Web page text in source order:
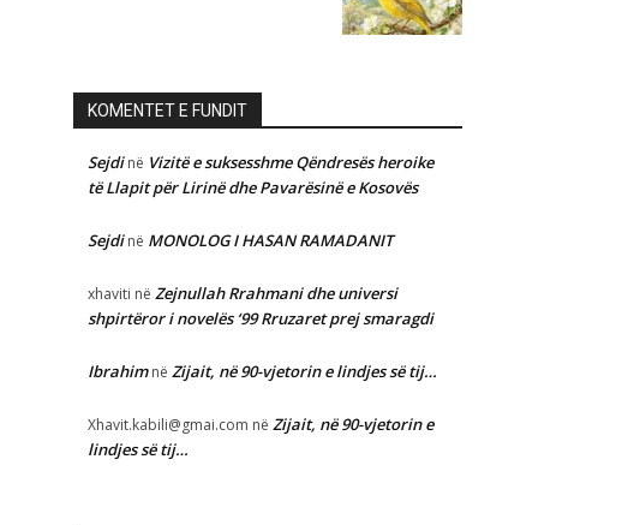
KOMENTET E FUNDIT
Sejdinë Vizitë e suksesshme Qëndresës heroike
të Llapit për Lirinë dhe Pavarësinë e Kosovës
Sejdinë MONOLOG I HASAN RAMADANIT
xhaviti në Zejnullah Rrahmani dhe universi
shpirtëror i novelës ‘99 Rruzaret prej smaragdi
Ibrahimnë Zijait, në 90-vjetorin e lindjes së tij…
Xhavit.kabili@gmai.com në Zijait, në 90-vjetorin e
lindjes së tij…